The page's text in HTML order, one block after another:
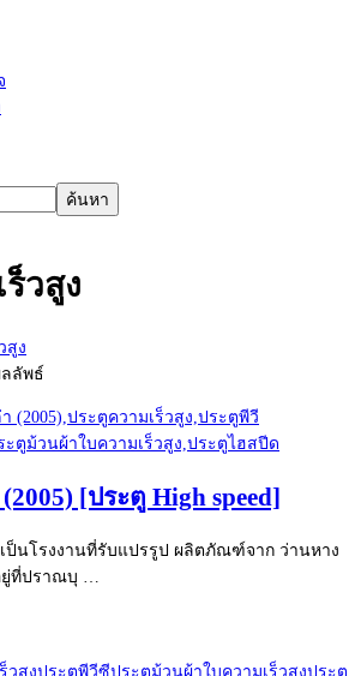
วสูง
สูง
ลลัพธ์
[ประตู High speed]
เป็นโรงงานที่รับแปรรูป ผลิตภัณฑ์จาก ว่านหาง
ยู่ที่ปราณบุ …
วสูงประตูพีวีซีประตูม้วนผ้าใบความเร็วสูงประตู